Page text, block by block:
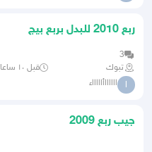
ربع 2010 للبدل بربع بيج
3
تبوك
قبل ١٠ ساعات
ا ااااااأاااااء
جيب ربع 2009